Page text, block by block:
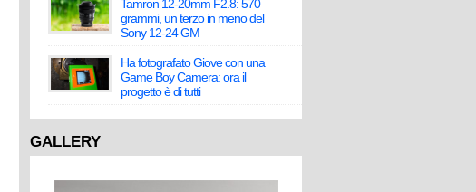
Tamron 12-20mm F2.8: 570
grammi, un terzo in meno del
Sony 12-24 GM
Ha fotografato Giove con una
Game Boy Camera: ora il
progetto è di tutti
GALLERY